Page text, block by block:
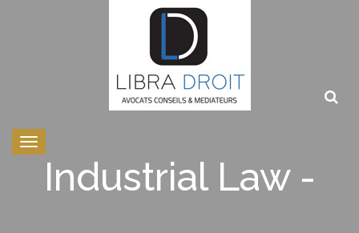
Toggle
navigation
Industrial Law -